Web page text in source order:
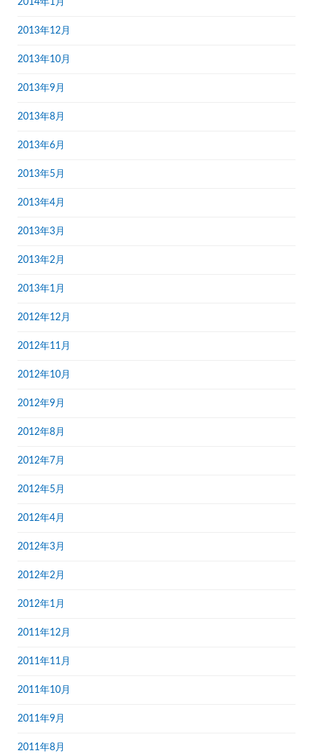
2014年1月
2013年12月
2013年10月
2013年9月
2013年8月
2013年6月
2013年5月
2013年4月
2013年3月
2013年2月
2013年1月
2012年12月
2012年11月
2012年10月
2012年9月
2012年8月
2012年7月
2012年5月
2012年4月
2012年3月
2012年2月
2012年1月
2011年12月
2011年11月
2011年10月
2011年9月
2011年8月